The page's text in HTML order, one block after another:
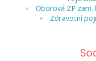
Oborová ZP
Zdravotní